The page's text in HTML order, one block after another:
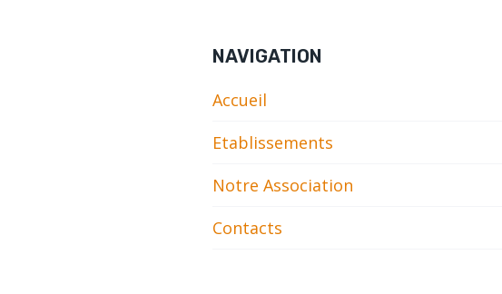
NAVIGATION
Accueil
Etablissements
Notre Association
Contacts